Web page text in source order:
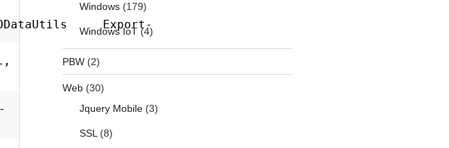
Export-
Windows(179)
Windows IoT(4)
PBW(2)
Web(30)
Jquery Mobile(3)
SSL(8)